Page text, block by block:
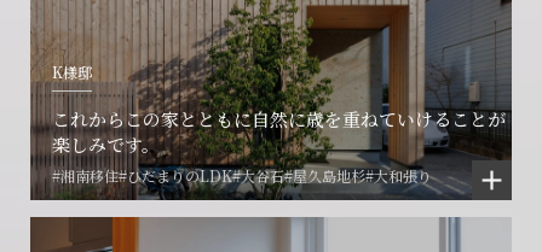
K様邸
これからこの家とともに自然に歳を重ねていけることが
楽しみです。
#湘南移住#ひだまりのLDK#大谷石#屋久島地杉#大和張り